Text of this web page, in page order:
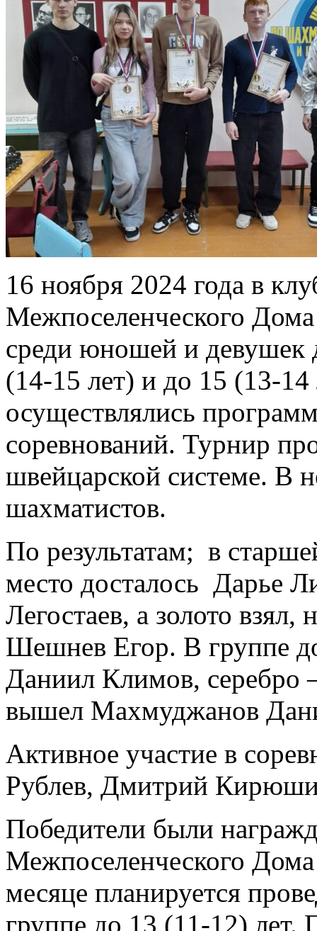
16 ноября 2024 года в
Межпоселенческого
среди юношей и девушек
(14-15 лет) и до 15 (13-14
осуществлялись
соревнований. Турнир
швейцарской системе. В
шахматистов.
По результатам; в
место досталось Дарье
Легостаев, а золото
Шешнев Егор. В группе
Даниил Климов,
вышел Махмуджанов
Активное участие в
Рублев, Дмитрий
Победители были
Межпоселенческого
месяце планируется
группе до 13 (11-12) лет.